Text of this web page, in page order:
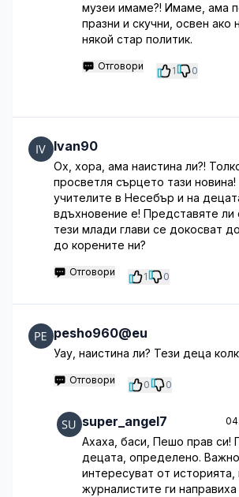
музеи имаме?! Имаме, ама
празни и скучни, освен ако
някой стар политик.
Отговори 1 0
Ivan90
Ох, хора, ама наистина ли?!
просветля сърцето тази
учителите в Несебър и на
вдъхновение е! Представяте ли
тези млади глави се докосват
до корените ни?
Отговори 1 0
pesho960@eu
Уау, наистина ли? Тези деца
Отговори 0 0
super_angel7
Ахаха, баси, Пешо прав си!
децата, определено.
интересуват от историята,
журналистите ги